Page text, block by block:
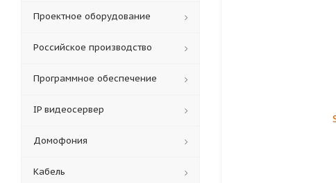
Проектное оборудование
Российское производство
Программное обеспечение
IP видеосервер
Домофония
Кабель